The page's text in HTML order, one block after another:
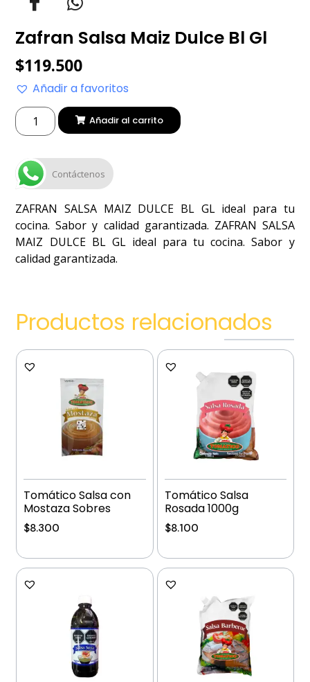
Zafran Salsa Maiz Dulce Bl Gl
$119.500
Añadir a favoritos
Añadir al carrito
Contáctenos
ZAFRAN SALSA MAIZ DULCE BL GL ideal para tu
cocina. Sabor y calidad garantizada. ZAFRAN SALSA
MAIZ DULCE BL GL ideal para tu cocina. Sabor y
calidad garantizada.
Productos relacionados
Tomático Salsa con
Mostaza Sobres
$8.300
Tomático Salsa
Rosada 1000g
$8.100